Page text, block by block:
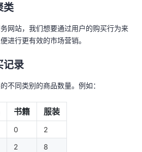
类
网站，我们想要通过用户的购买行为来
进行更有效的市场营销。
记录
不同类别的商品数量。例如：
书籍 服装
0
2
2
8